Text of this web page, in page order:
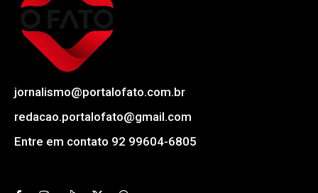
jornalismo@portalofato.com.br
redacao.portalofato@gmail.com
Entre em contato 92 99604-6805